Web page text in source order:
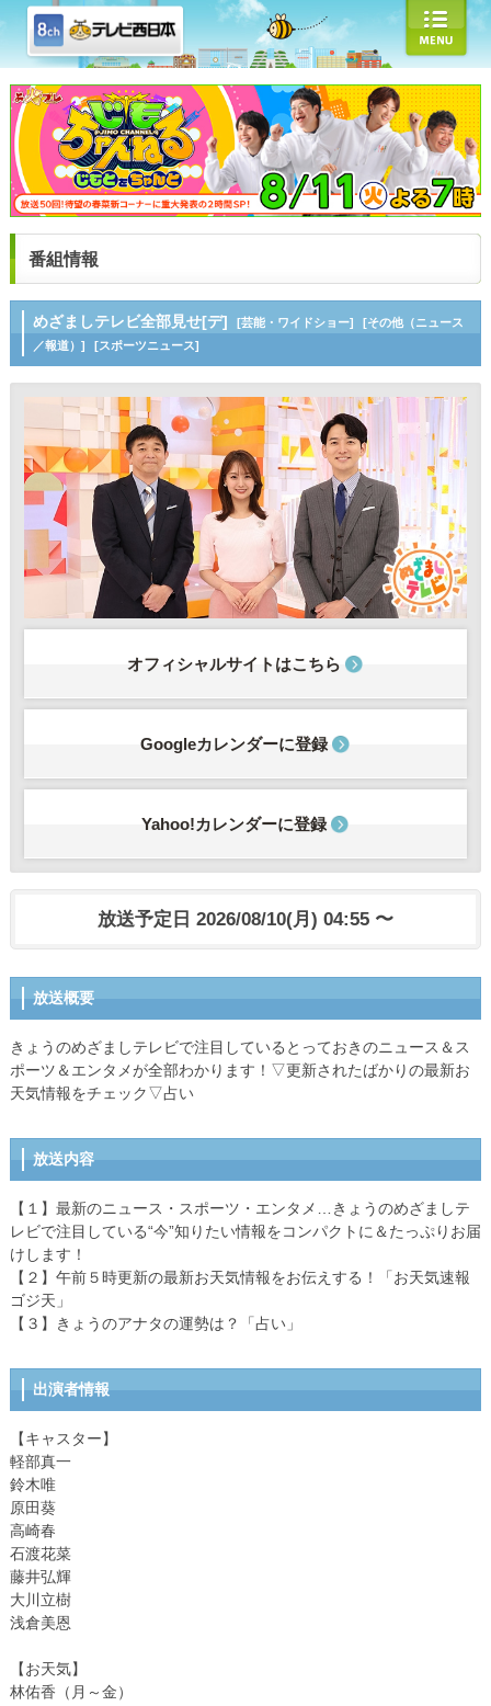
番組情報
めざましテレビ全部見せ[デ] [芸能・ワイドショー]
[その他（ニュース
／報道）]
[スポーツニュース]
オフィシャルサイトはこちら
Googleカレンダーに登録
Yahoo!カレンダーに登録
放送予定日 2026/08/10(月) 04:55 〜
放送概要
きょうのめざましテレビで注目しているとっておきのニュース＆ス
ポーツ＆エンタメが全部わかります！▽更新されたばかりの最新お
天気情報をチェック▽占い
放送内容
【１】最新のニュース・スポーツ・エンタメ…きょうのめざましテ
レビで注目している“今”知りたい情報をコンパクトに＆たっぷりお届
けします！
【２】午前５時更新の最新お天気情報をお伝えする！「お天気速報
ゴジ天」
【３】きょうのアナタの運勢は？「占い」
出演者情報
【キャスター】
軽部真一
鈴木唯
原田葵
高崎春
石渡花菜
藤井弘輝
大川立樹
浅倉美恩
【お天気】
林佑香（月～金）